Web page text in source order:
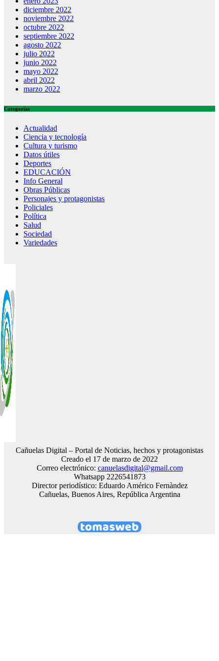
diciembre 2022
noviembre 2022
octubre 2022
septiembre 2022
agosto 2022
julio 2022
junio 2022
mayo 2022
abril 2022
marzo 2022
Categorías
Actualidad
Ciencia y tecnología
Cultura y turismo
Datos útiles
Deportes
EDUCACIÓN
Info General
Obras Públicas
Personajes y protagonistas
Policiales
Política
Salud
Sociedad
Variedades
Cañuelas Digital – Portal de Noticias, hechos y protagonistas
Creado el 17 de marzo de 2022
Correo electrónico: canuelasdigital@gmail.com
Whatsapp 2226541873
Director periodístico: Eduardo Américo Fernàndez
Cañuelas, Buenos Aires, República Argentina